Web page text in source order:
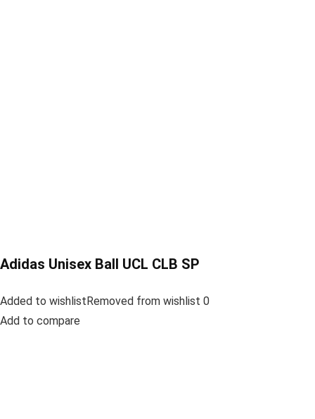
Adidas Unisex Ball UCL CLB SP
Added to wishlistRemoved from wishlist 0
Add to compare